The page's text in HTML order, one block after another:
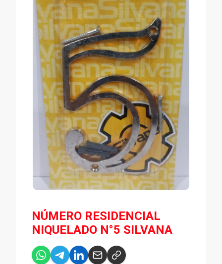
NÚMERO RESIDENCIAL
NIQUELADO N°5 SILVANA